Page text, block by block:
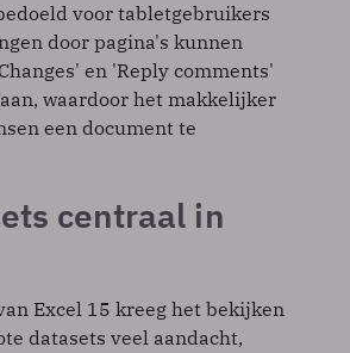
voor tabletgebruikers
door pagina's kunnen
en 'Reply comments'
waardoor het makkelijker
een document te
centraal in
Excel 15 kreeg het bekijken
datasets veel aandacht,